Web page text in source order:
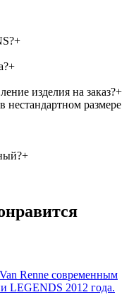
+
+
изделия на заказ?+
размере
+
Renne современным
LEGENDS 2012 года.